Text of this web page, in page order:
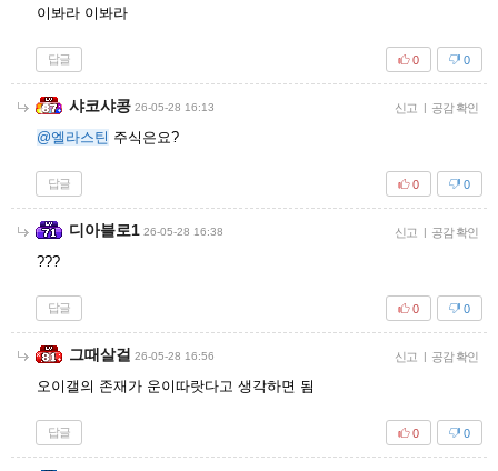
이봐라 이봐라
답글 0
0
샤코샤콩 26-05-28 16:13 신고 | 공감 확인
@엘라스틴 주식은요?
답글 0
0
디아블로1 26-05-28 16:38 신고 | 공감 확인
???
답글 0
0
그때살걸 26-05-28 16:56 신고 | 공감 확인
오이갤의 존재가 운이따랏다고 생각하면 됨
답글 0
0